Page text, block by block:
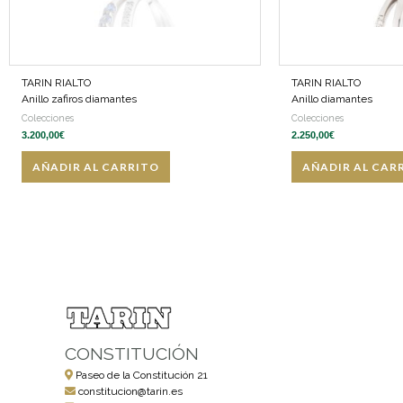
TARIN RIALTO
Anillo zafiros diamantes
Colecciones
3.200,00€
AÑADIR AL CARRITO
TARIN RIALTO
Anillo diamantes
Colecciones
2.250,00€
AÑADIR AL
CONSTITUCIÓN
Paseo de la Constitución 21
constitucion@tarin.es